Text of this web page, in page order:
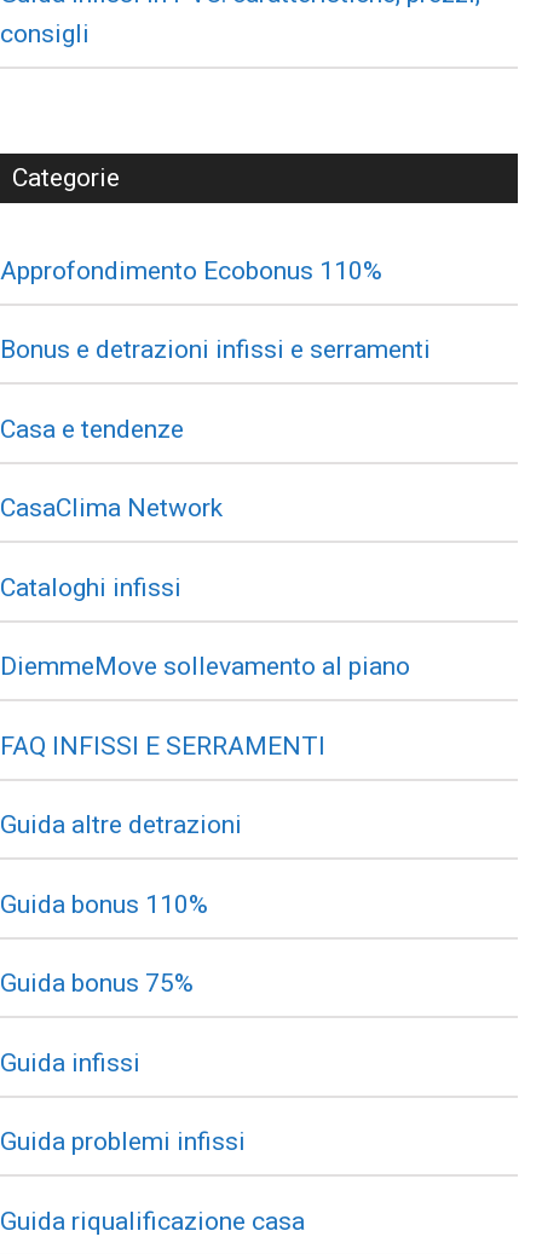
consigli
Categorie
Approfondimento Ecobonus 110%
Bonus e detrazioni infissi e serramenti
Casa e tendenze
CasaClima Network
Cataloghi infissi
DiemmeMove sollevamento al piano
FAQ INFISSI E SERRAMENTI
Guida altre detrazioni
Guida bonus 110%
Guida bonus 75%
Guida infissi
Guida problemi infissi
Guida riqualificazione casa